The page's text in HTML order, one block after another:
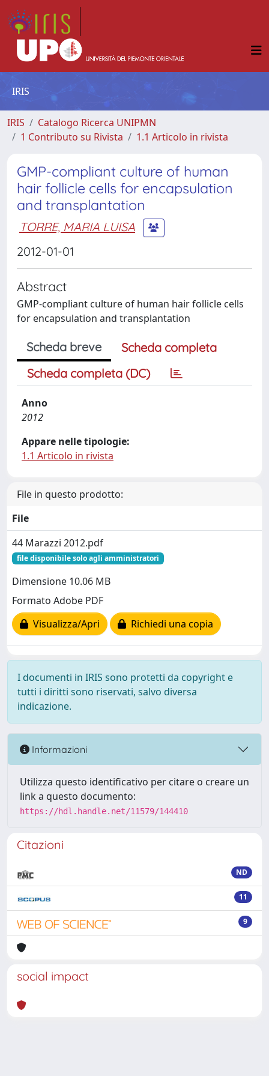
IRIS
IRIS
Catalogo Ricerca UNIPMN
1 Contributo su Rivista
1.1 Articolo in rivista
GMP-compliant culture of human
hair follicle cells for encapsulation
and transplantation
TORRE, MARIA LUISA
2012-01-01
Abstract
GMP-compliant culture of human hair follicle cells
for encapsulation and transplantation
Scheda breve
Scheda completa
Scheda completa (DC)
Anno
2012
Appare nelle tipologie:
1.1 Articolo in rivista
File in questo prodotto:
File
44 Marazzi 2012.pdf
file disponibile solo agli amministratori
Dimensione 10.06 MB
Formato Adobe PDF
Visualizza/Apri
Richiedi una copia
I documenti in IRIS sono protetti da copyright e
tutti i diritti sono riservati, salvo diversa
indicazione.
Informazioni
Utilizza questo identificativo per citare o creare un
link a questo documento:
https://hdl.handle.net/11579/144410
Citazioni
ND
11
9
social impact